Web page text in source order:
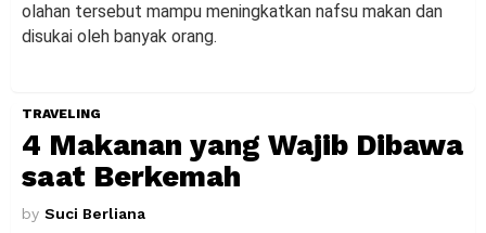
olahan tersebut mampu meningkatkan nafsu makan dan
disukai oleh banyak orang.
TRAVELING
4 Makanan yang Wajib Dibawa
saat Berkemah
by Suci Berliana